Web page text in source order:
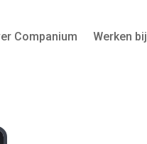
Companium Werken bij